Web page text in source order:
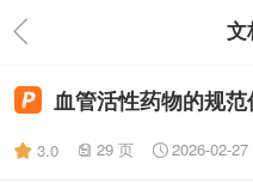
文
血管活性药物的规
3.0 29 页 2026-02-27